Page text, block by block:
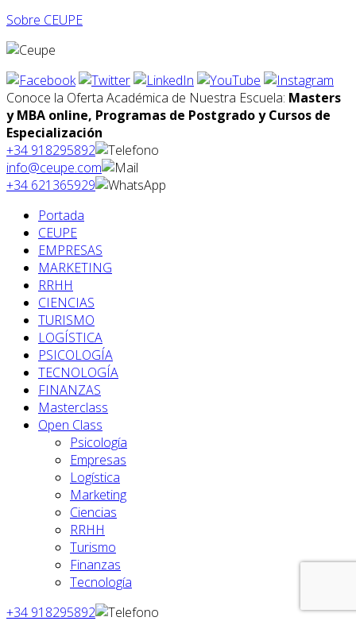
Sobre CEUPE
Conoce la Oferta Académica de Nuestra Escuela: Masters
y MBA online, Programas de Postgrado y Cursos de
Especialización
+34 918295892
info@ceupe.com
+34 621365929
Portada
CEUPE
EMPRESAS
MARKETING
RRHH
CIENCIAS
TURISMO
LOGÍSTICA
PSICOLOGÍA
TECNOLOGÍA
FINANZAS
Masterclass
Open Class
Psicología
Empresas
Logística
Marketing
Ciencias
RRHH
Turismo
Finanzas
Tecnología
+34 918295892